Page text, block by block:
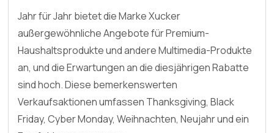
Jahr für Jahr bietet die Marke Xucker
außergewöhnliche Angebote für Premium-
Haushaltsprodukte und andere Multimedia-Produkte
an, und die Erwartungen an die diesjährigen Rabatte
sind hoch. Diese bemerkenswerten
Verkaufsaktionen umfassen Thanksgiving, Black
Friday, Cyber Monday, Weihnachten, Neujahr und ein